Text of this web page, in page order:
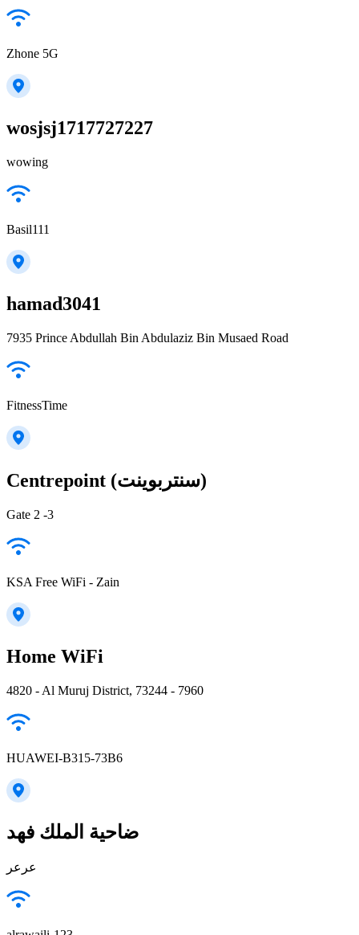
Zhone 5G
wosjsj1717727227
wowing
Basil111
hamad3041
7935 Prince Abdullah Bin Abdulaziz Bin Musaed Road
FitnessTime
Centrepoint (سنتربوينت)
Gate 2 -3
KSA Free WiFi - Zain
Home WiFi
4820 - Al Muruj District, 73244 - 7960
HUAWEI-B315-73B6
ضاحية الملك فهد
عرعر